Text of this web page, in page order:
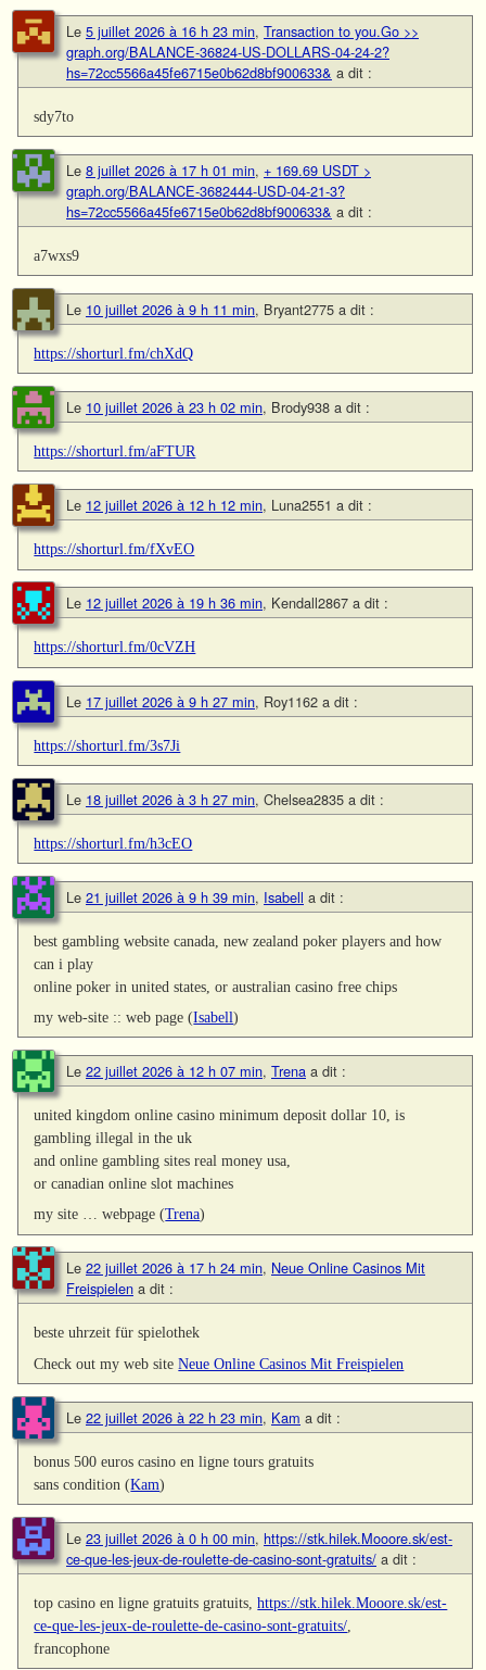
Le 5 juillet 2026 à 16 h 23 min, Transaction to you.Go >>
graph.org/BALANCE-36824-US-DOLLARS-04-24-2?
hs=72cc5566a45fe6715e0b62d8bf900633& a dit :
sdy7to
Le 8 juillet 2026 à 17 h 01 min, + 169.69 USDT >
graph.org/BALANCE-3682444-USD-04-21-3?
hs=72cc5566a45fe6715e0b62d8bf900633& a dit :
a7wxs9
Le 10 juillet 2026 à 9 h 11 min, Bryant2775 a dit :
https://shorturl.fm/chXdQ
Le 10 juillet 2026 à 23 h 02 min, Brody938 a dit :
https://shorturl.fm/aFTUR
Le 12 juillet 2026 à 12 h 12 min, Luna2551 a dit :
https://shorturl.fm/fXvEO
Le 12 juillet 2026 à 19 h 36 min, Kendall2867 a dit :
https://shorturl.fm/0cVZH
Le 17 juillet 2026 à 9 h 27 min, Roy1162 a dit :
https://shorturl.fm/3s7Ji
Le 18 juillet 2026 à 3 h 27 min, Chelsea2835 a dit :
https://shorturl.fm/h3cEO
Le 21 juillet 2026 à 9 h 39 min, Isabell a dit :
best gambling website canada, new zealand poker players and how
can i play
online poker in united states, or australian casino free chips
my web-site :: web page (Isabell)
Le 22 juillet 2026 à 12 h 07 min, Trena a dit :
united kingdom online casino minimum deposit dollar 10, is
gambling illegal in the uk
and online gambling sites real money usa,
or canadian online slot machines
my site … webpage (Trena)
Le 22 juillet 2026 à 17 h 24 min, Neue Online Casinos Mit
Freispielen a dit :
beste uhrzeit für spielothek
Check out my web siteNeue Online Casinos Mit Freispielen
Le 22 juillet 2026 à 22 h 23 min, Kam a dit :
bonus 500 euros casino en ligne tours gratuits
sans condition (Kam)
Le 23 juillet 2026 à 0 h 00 min, https://stk.hilek.Mooore.sk/est-
ce-que-les-jeux-de-roulette-de-casino-sont-gratuits/ a dit :
top casino en ligne gratuits gratuits,https://stk.hilek.Mooore.sk/est-
ce-que-les-jeux-de-roulette-de-casino-sont-gratuits/
francophone